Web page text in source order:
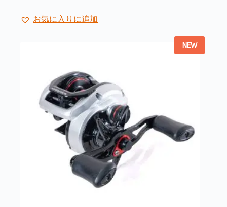
お気に入りに追加
NEW